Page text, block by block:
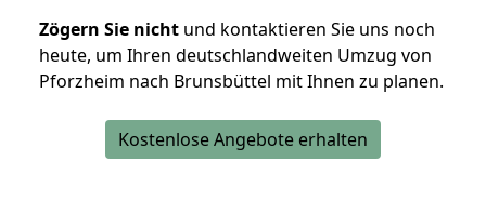
Zögern Sie nicht und kontaktieren Sie uns noch
heute, um Ihren deutschlandweiten Umzug von
Pforzheim nach Brunsbüttel mit Ihnen zu planen.
Kostenlose Angebote erhalten